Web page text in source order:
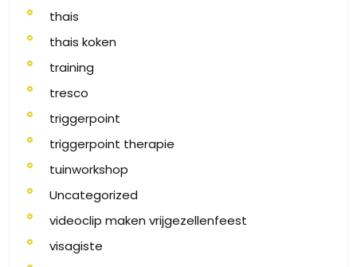
thais
thais koken
training
tresco
triggerpoint
triggerpoint therapie
tuinworkshop
Uncategorized
videoclip maken vrijgezellenfeest
visagiste